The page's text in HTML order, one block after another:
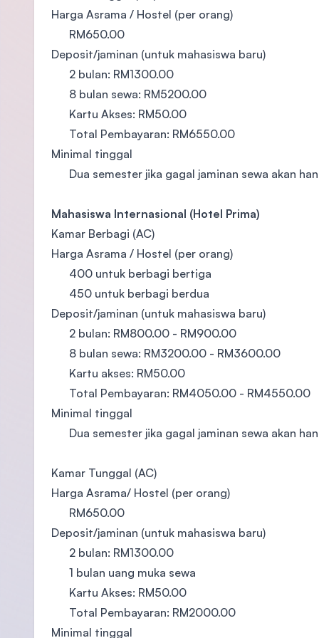
​Harga Asrama / Hostel (per orang)
​RM650.00
​​Deposit/jaminan (untuk mahasiswa baru)
​2 bulan: RM1300.00
8 bulan sewa: RM5200.00
Kartu Akses: RM50.00
Total Pembayaran: RM6550.00
Minimal tinggal
​Dua semester jika gagal jaminan sewa akan
Mahasiswa Internasional (Hotel Prima)
Kamar Berbagi (AC)
​Harga Asrama / Hostel (per orang)
​400 untuk berbagi bertiga
450 untuk berbagi berdua
Deposit/jaminan (untuk mahasiswa baru)
​2 bulan: RM800.00 - RM900.00
8 bulan sewa: RM3200.00 - RM3600.00
Kartu akses: RM50.00
Total Pembayaran: RM4050.00 - RM4550.00
Minimal tinggal
​Dua semester jika gagal jaminan sewa akan
Kamar Tunggal (AC)
Harga Asrama/ ​Hostel (per orang)
​RM650.00
​Deposit/jaminan (untuk mahasiswa baru)
​2 bulan: RM1300.00
1 bulan uang muka sewa
Kartu Akses: RM50.00
Total Pembayaran: RM2000.00
Minimal tinggal